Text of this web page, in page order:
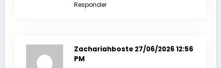
Responder
Zachariahboste 27/06/2026 12:56
PM